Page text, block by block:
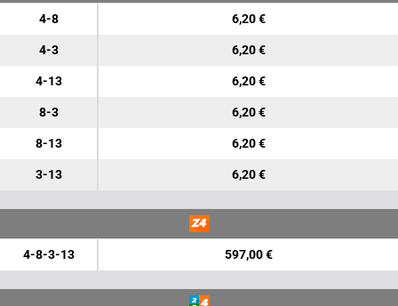
4-8 6,20 €
4-3 6,20 €
4-13 6,20 €
8-3 6,20 €
8-13 6,20 €
3-13 6,20 €
4-8-3-13 597,00 €